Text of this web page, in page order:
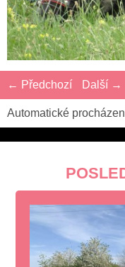
← Předchozí Další →
Automatické